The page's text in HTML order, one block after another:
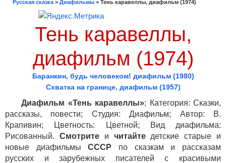
Русская сказка > Диафильмы > Тень каравеллы, диафильм (1974)
Тень каравеллы,
диафильм (1974)
Баранкин, будь человеком! диафильм (1980)
Схватка на границе, диафильм (1957)
Диафильм «Тень каравеллы»; Категория: Сказки,
рассказы, повести; Студия: Диафильм; Автор: В.
Крапивин; Цветность: Цветной; Вид диафильма:
Рисованный. Смотритеи читайтедетские старые и
новые диафильмыСССР по сказкам и рассказам
русских и зарубежных писателей с красивыми